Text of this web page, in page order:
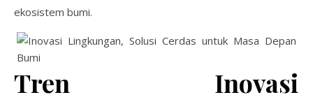
ekosistem bumi.
Tren Inovasi